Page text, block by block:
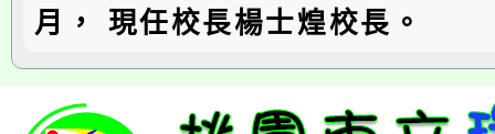
月， 現任校長楊士煌校長。